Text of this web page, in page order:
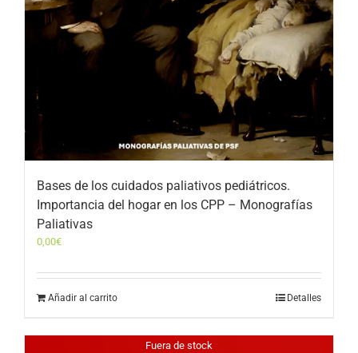
Bases de los cuidados paliativos pediátricos.
Importancia del hogar en los CPP – Monografías
Paliativas
0,00€
Añadir al carrito Detalles
Fuera de stock